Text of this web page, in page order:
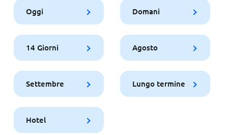
Oggi Domani
14 Giorni Agosto
Settembre Lungo termine
Hotel